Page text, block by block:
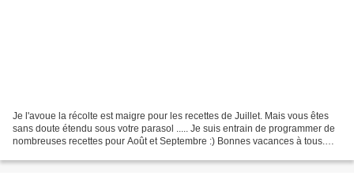
Je l'avoue la récolte est maigre pour les recettes de Juillet. Mais vous êtes
sans doute étendu sous votre parasol ..... Je suis entrain de programmer de
nombreuses recettes pour Août et Septembre :) Bonnes vacances à tous.